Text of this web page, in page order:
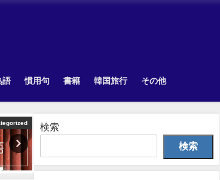
語 慣用句 書籍 韓国旅行 その他
検索
検索